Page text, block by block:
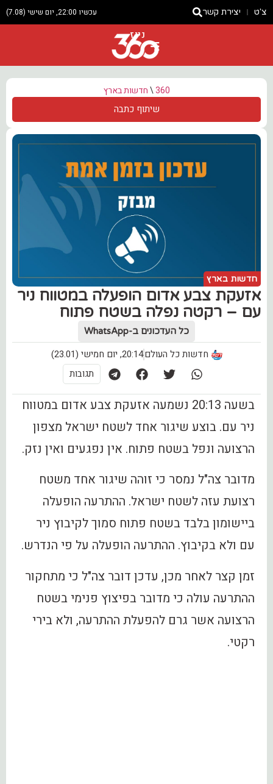
צ'ט יצירת קשר עכשיו 22:00, יום שישי (7.08)
ניוז
360
\חדשות בארץ
שיתוף כתבה
חדשות בארץ
אזעקת צבע אדום הופעלה במטווח ניר
עם – רקטה נפלה בשטח פתוח
כל העדכונים ב-WhatsApp
חדשות כל העולם20:14, יום חמישי (23.01)
תגובות
בשעה 20:13 נשמעה אזעקת צבע אדום במטווח
ניר עם. בוצע שיגור אחד לשטח ישראל מצפון
הרצועה ונפל בשטח פתוח. אין נפגעים ואין נזק.
מדובר צה"ל נמסר כי זוהה שיגור אחד משטח
רצועת עזה לשטח ישראל. ההתרעה הופעלה
ביישומון בלבד בשטח פתוח סמוך לקיבוץ ניר
עם ולא בקיבוץ. ההתרעה הופעלה על פי הנדרש.
זמן קצר לאחר מכן, עדכן דובר צה"ל כי מתחקור
ההתרעה עולה כי מדובר בפיצוץ פנימי בשטח
הרצועה אשר גרם להפעלת ההתרעה, ולא בירי
רקטי.